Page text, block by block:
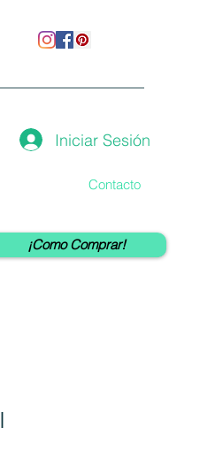
Iniciar Sesión
Contacto
¡Como Comprar!